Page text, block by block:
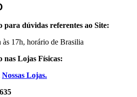
dúvidas referentes ao Site:
às 17h, horário de Brasilia
nas Lojas Físicas:
Nossas Lojas.